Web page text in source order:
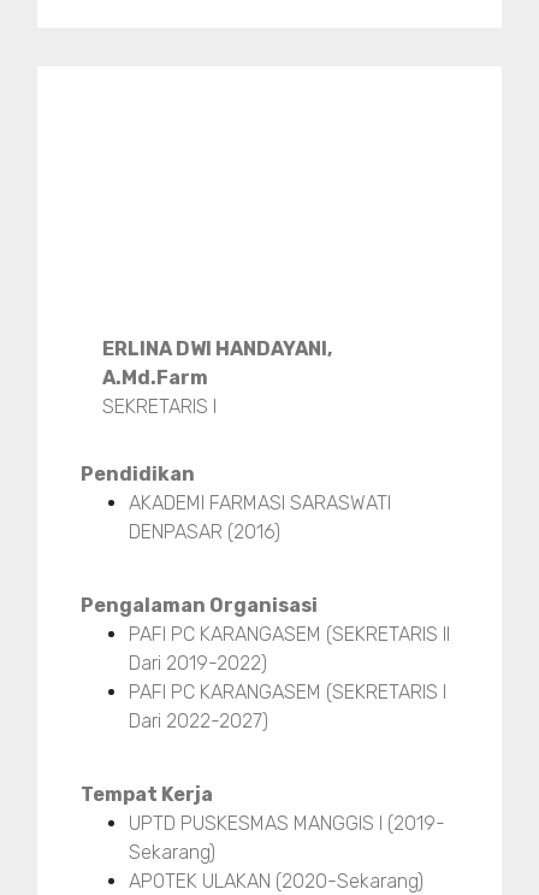
ERLINA DWI HANDAYANI,
A.Md.Farm
SEKRETARIS I
Pendidikan
AKADEMI FARMASI SARASWATI
DENPASAR (2016)
Pengalaman Organisasi
PAFI PC KARANGASEM (SEKRETARIS II
Dari 2019-2022)
PAFI PC KARANGASEM (SEKRETARIS I
Dari 2022-2027)
Tempat Kerja
UPTD PUSKESMAS MANGGIS I (2019-
Sekarang)
APOTEK ULAKAN (2020-Sekarang)